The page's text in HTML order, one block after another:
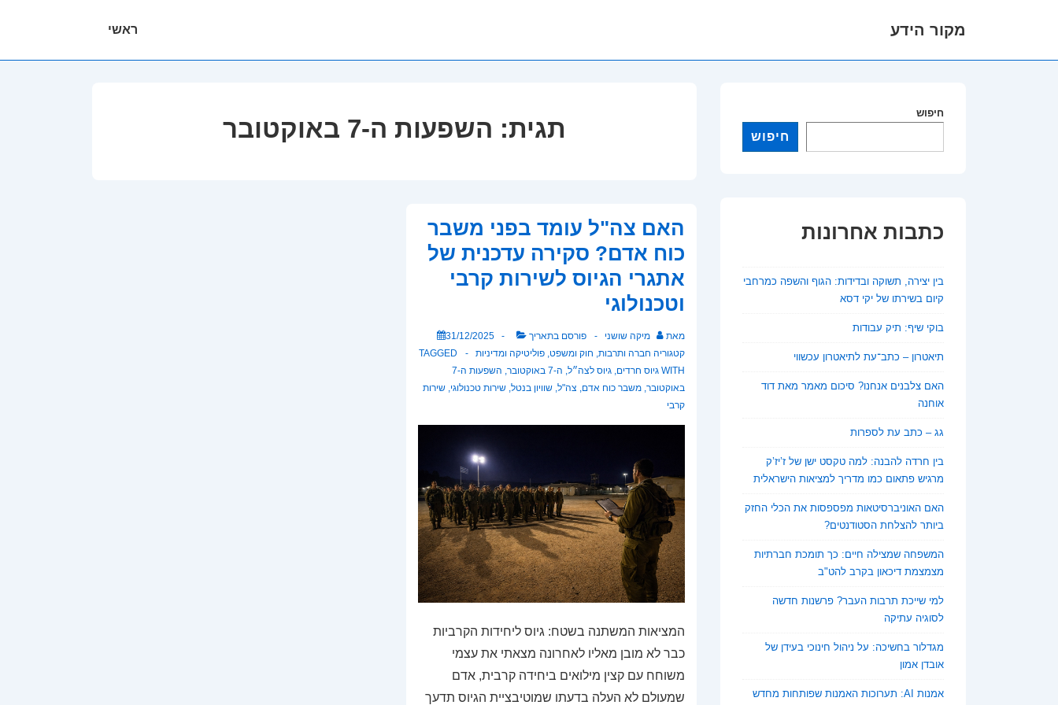
מקור הידע ראשי
תגית: השפעות ה-7 באוקטובר
האם צה"ל עומד בפני משבר
כוח אדם? סקירה עדכנית של
אתגרי הגיוס לשירות קרבי
וטכנולוגי
מאת מיקה שושני פורסם בתאריך
31/12/2025
קטגוריה חברה ותרבות, חוק ומשפט, פוליטיקה ומדיניות
TAGGED
WITH גיוס חרדים, גיוס לצה״ל, ה-7 באוקטובר ,
השפעות ה-7
באוקטובר, משבר כוח אדם, צה"ל, שוויון בנטל, שירות טכנולוגי, שירות
קרבי
המציאות המשתנה בשטח: גיוס ליחידות הקרביות
כבר לא מובן מאליו לאחרונה מצאתי את עצמי
משוחח עם קצין מילואים ביחידה קרבית, אדם
שמעולם לא העלה בדעתו שמוטיבציית הגיוס תדעך
חיפוש
חיפוש
כתבות אחרונות
בין יצירה, תשוקה ובדידות: הגוף והשפה כמרחבי
קיום בשירתו של יקי דסא
בוקי שיף: תיק עבודות
תיאטרון – כתב־עת לתיאטרון עכשווי
האם צלבנים אנחנו? סיכום מאמר מאת דוד
אוחנה
גג – כתב עת לספרות
בין חרדה להבנה: למה טקסט ישן של ז’יז’ק
מרגיש פתאום כמו מדריך למציאות הישראלית
האם האוניברסיטאות מפספסות את הכלי החזק
ביותר להצלחת הסטודנטים?
המשפחה שמצילה חיים: כך תומכת חברתיות
מצמצמת דיכאון בקרב להט"ב
למי שייכת תרבות העבר? פרשנות חדשה
לסוגיה עתיקה
מגדלור בחשיכה: על ניהול חינוכי בעידן של
אובדן אמון
אמנות AI: תערוכות האמנות שפותחות מחדש